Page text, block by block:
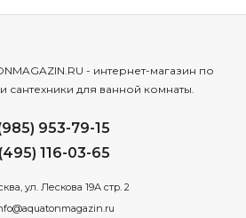
- интернет-магазин по
для ванной комнаты.
953-79-15
116-03-65
ул. Лескова 19А стр. 2